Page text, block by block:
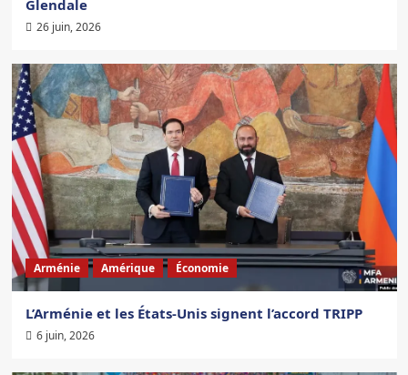
Glendale
26 juin, 2026
Arménie Amérique Économie
L’Arménie et les États-Unis signent l’accord TRIPP
6 juin, 2026